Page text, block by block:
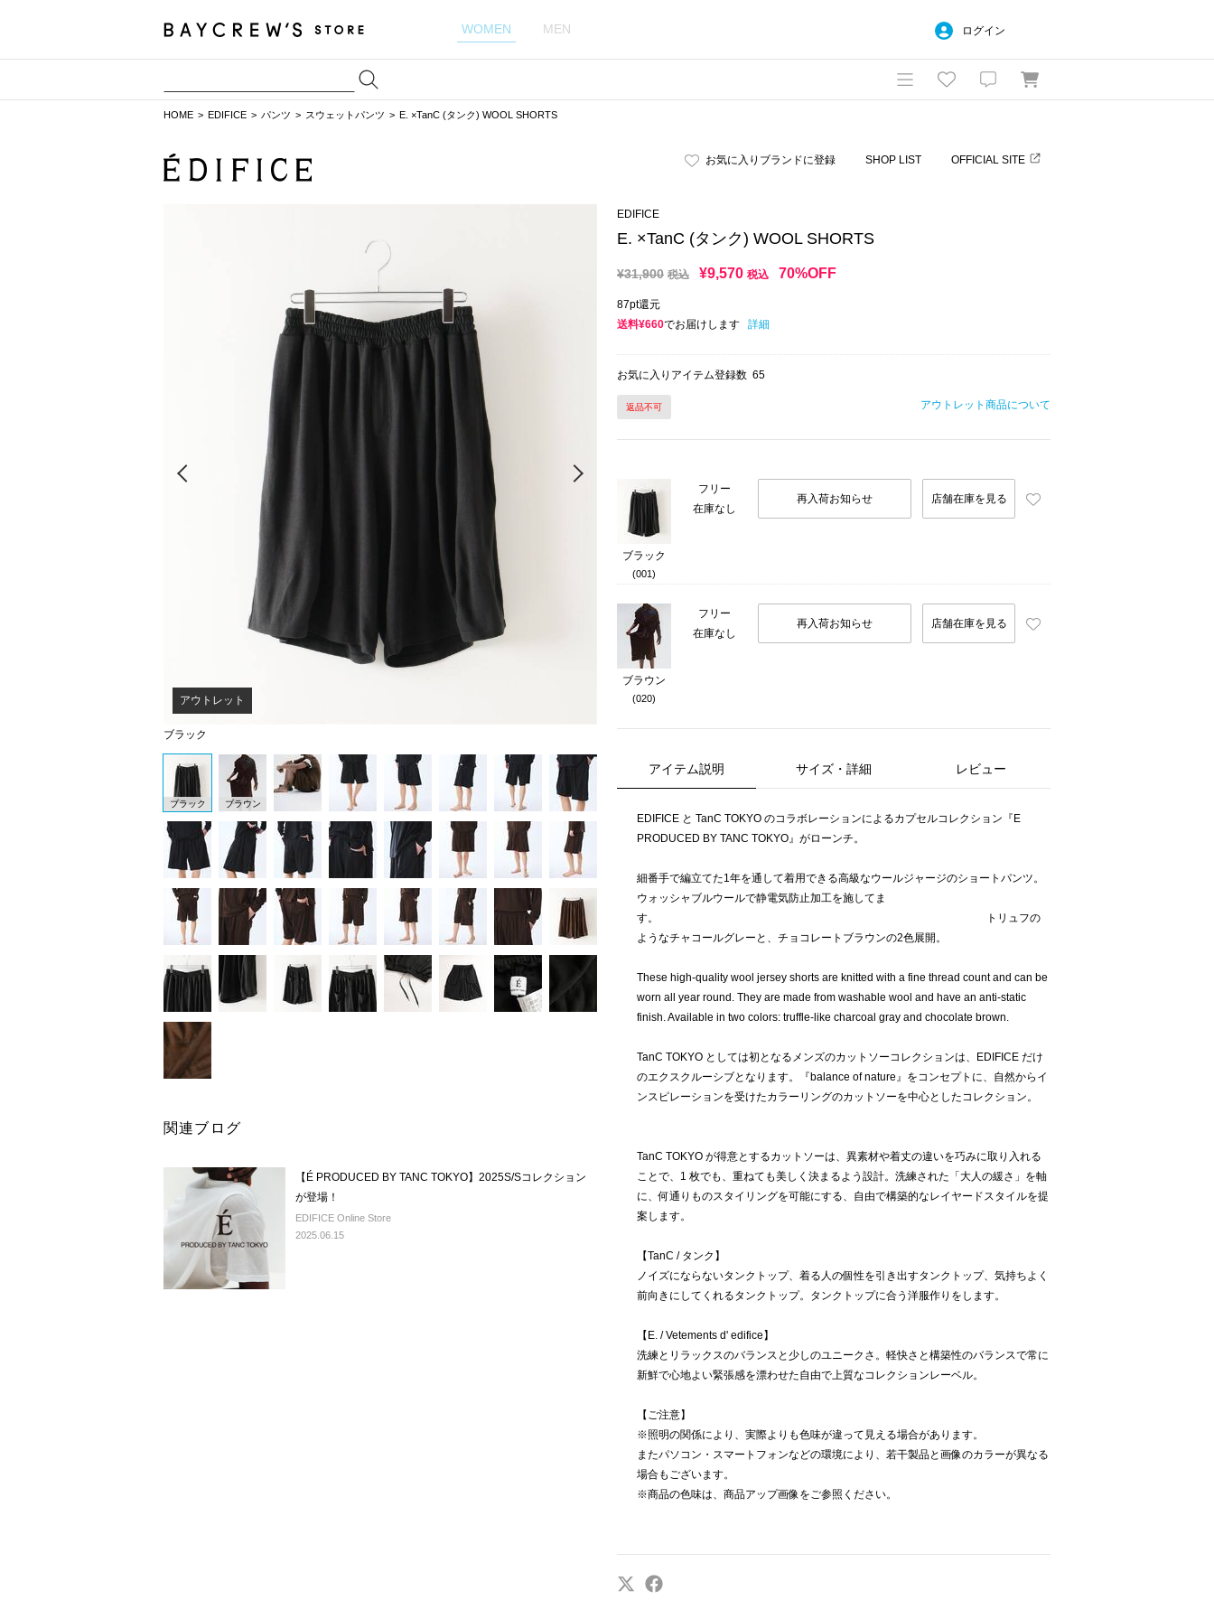
WOMEN MEN ログイン
HOME EDIFICE パンツ スウェットパンツ E. ×TanC (タンク) WOOL SHORTS
お気に入りブランドに登録 SHOP LIST OFFICIAL SITE
ブラック
アウトレット
ブラック ブラウン
関連ブログ
【É PRODUCED BY TANC TOKYO】2025S/Sコレクション
が登場！
EDIFICE Online Store
2025.06.15
EDIFICE
E. ×TanC (タンク) WOOL SHORTS
¥31,900 税込 ¥9,570 税込 70%OFF
87pt還元
送料¥660でお届けします 詳細
お気に入りアイテム登録数 65
返品不可 アウトレット商品について
ブラック
(001)
フリー
在庫なし
再入荷お知らせ 店舗在庫を見る
ブラウン
(020)
フリー
在庫なし
再入荷お知らせ 店舗在庫を見る
アイテム説明 サイズ・詳細 レビュー
EDIFICE と TanC TOKYO のコラボレーションによるカプセルコレクション『E
PRODUCED BY TANC TOKYO』がローンチ。
細番手で編立てた1年を通して着用できる高級なウールジャージのショートパンツ。
ウォッシャブルウールで静電気防止加工を施してま
す。 トリュフの
ようなチャコールグレーと、チョコレートブラウンの2色展開。
These high-quality wool jersey shorts are knitted with a fine thread count and can be
worn all year round. They are made from washable wool and have an anti-static
finish. Available in two colors: truffle-like charcoal gray and chocolate brown.
TanC TOKYO としては初となるメンズのカットソーコレクションは、EDIFICE だけ
のエクスクルーシブとなります。『balance of nature』をコンセプトに、自然からイ
ンスピレーションを受けたカラーリングのカットソーを中心としたコレクション。
TanC TOKYO が得意とするカットソーは、異素材や着丈の違いを巧みに取り入れる
ことで、1 枚でも、重ねても美しく決まるよう設計。洗練された「大人の緩さ」を軸
に、何通りものスタイリングを可能にする、自由で構築的なレイヤードスタイルを提
案します。
【TanC / タンク】
ノイズにならないタンクトップ、着る人の個性を引き出すタンクトップ、気持ちよく
前向きにしてくれるタンクトップ。タンクトップに合う洋服作りをします。
【E. / Vetements d' edifice】
洗練とリラックスのバランスと少しのユニークさ。軽快さと構築性のバランスで常に
新鮮で心地よい緊張感を漂わせた自由で上質なコレクションレーベル。
【ご注意】
※照明の関係により、実際よりも色味が違って見える場合があります。
またパソコン・スマートフォンなどの環境により、若干製品と画像のカラーが異なる
場合もございます。
※商品の色味は、商品アップ画像をご参照ください。